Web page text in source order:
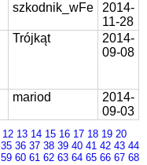
szkodnik_wFe
2014-
11-28
Trójkąt
2014-
09-08
mariod
2014-
09-03
12 13 14 15 16 17 18 19 20
35 36 37 38 39 40 41 42 43 44
59 60 61 62 63 64 65 66 67 68